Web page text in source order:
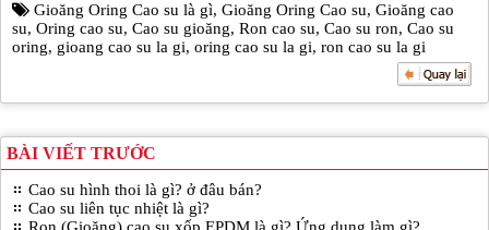
Gioăng Oring Cao su là gì, Gioăng Oring Cao su, Gioăng cao
su, Oring cao su, Cao su gioăng, Ron cao su, Cao su ron, Cao su
oring, gioang cao su la gi, oring cao su la gi, ron cao su la gi
BÀI VIẾT TRƯỚC
Cao su hình thoi là gì? ở đâu bán?
Cao su liên tục nhiệt là gì?